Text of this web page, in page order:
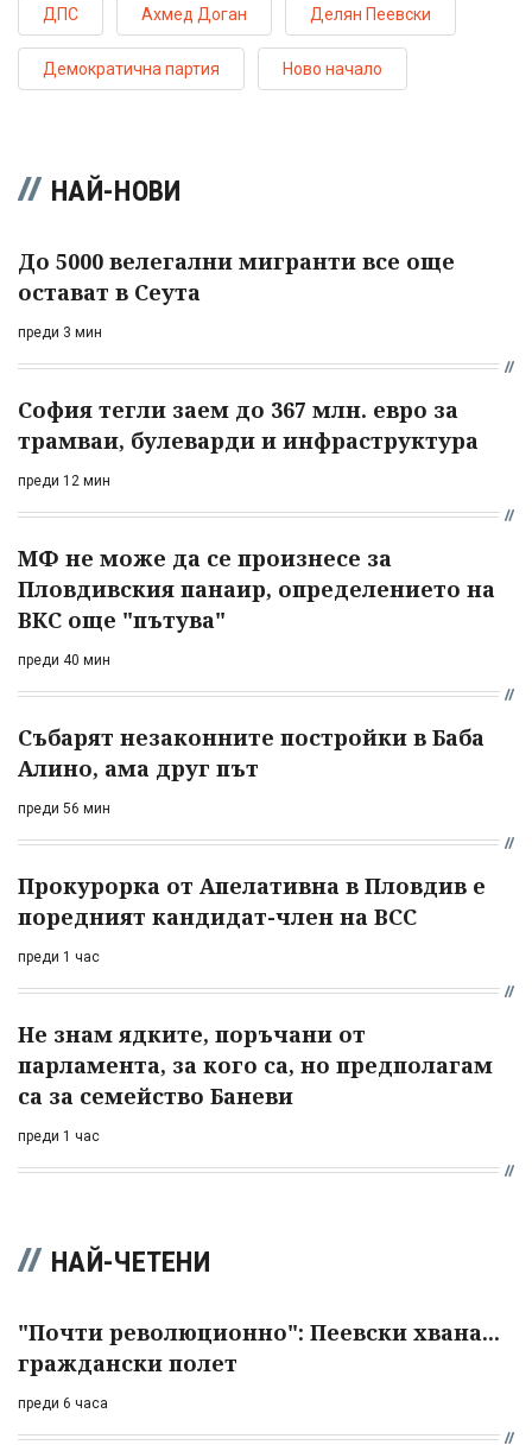
ДПС Ахмед Доган Делян Пеевски
Демократична партия Ново начало
НАЙ-НОВИ
До 5000 велегални мигранти все още
остават в Сеута
преди 3 мин
София тегли заем до 367 млн. евро за
трамваи, булеварди и инфраструктура
преди 12 мин
МФ не може да се произнесе за
Пловдивския панаир, определението на
ВКС още "пътува"
преди 40 мин
Събарят незаконните постройки в Баба
Алино, ама друг път
преди 56 мин
Прокурорка от Апелативна в Пловдив е
поредният кандидат-член на ВСС
преди 1 час
Не знам ядките, поръчани от
парламента, за кого са, но предполагам
са за семейство Баневи
преди 1 час
НАЙ-ЧЕТЕНИ
"Почти революционно": Пеевски хвана...
граждански полет
преди 6 часа